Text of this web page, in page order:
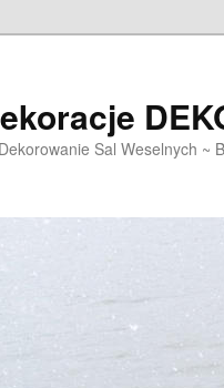
Dekorowanie Sal Weselnych ~